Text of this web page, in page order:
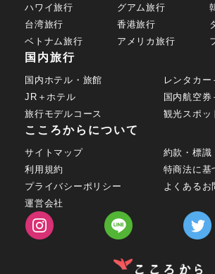
ハワイ旅行
グアム旅行
台湾旅行
香港旅行
ベトナム旅行
アメリカ旅行
国内旅行
国内ホテル・旅館
レンタカー
JR＋ホテル
国内航空券
旅行モデルコース
観光スポッ
こころからについて
サイトマップ
約款・標識
利用規約
特商法に基
プライバシーポリシー
よくあるお
運営会社